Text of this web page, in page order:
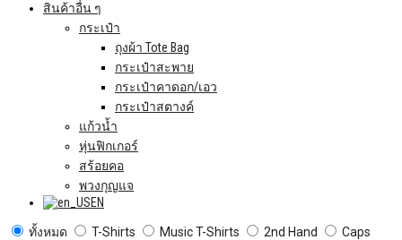
สินค้าอื่น ๆ
กระเป๋า
ถุงผ้า Tote Bag
กระเป๋าสะพาย
กระเป๋าคาดอก/เอว
กระเป๋าสตางค์
แก้วน้ำ
หุ่นฟิกเกอร์
สร้อยคอ
พวงกุญแจ
EN
ทั้งหมด T-Shirts Music T-Shirts 2nd Hand Caps